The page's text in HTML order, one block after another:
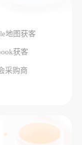
地图获客
获客
采购商